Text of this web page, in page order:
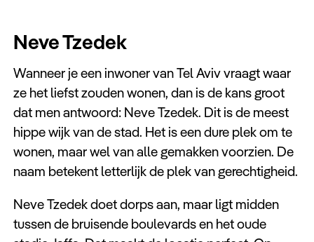
Neve Tzedek
Wanneer je een inwoner van Tel Aviv vraagt waar
ze het liefst zouden wonen, dan is de kans groot
dat men antwoord: Neve Tzedek. Dit is de meest
hippe wijk van de stad. Het is een dure plek om te
wonen, maar wel van alle gemakken voorzien. De
naam betekent letterlijk de plek van gerechtigheid.
Neve Tzedek doet dorps aan, maar ligt midden
tussen de bruisende boulevards en het oude